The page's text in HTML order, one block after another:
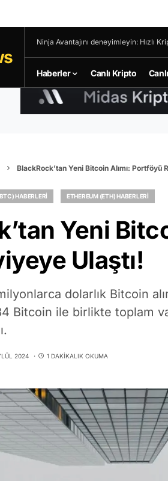
Ninja Avantajını deneyimleyin: Hızlı
Haberler Canlı Kripto
BlackRock’tan Yeni Bitcoin Alımı: Portföyü
HABERLERI ETHEREUM (ETH) HABERLERI
Yeni
Ulaştı!
dolarlık Bitcoin
Bitcoin ile birlikte toplam
2024 1 DAKIKALIK OKUMA